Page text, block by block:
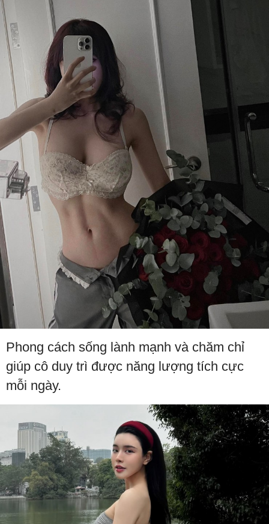
Phong cách sống lành mạnh và chăm chỉ
giúp cô duy trì được năng lượng tích cực
mỗi ngày.